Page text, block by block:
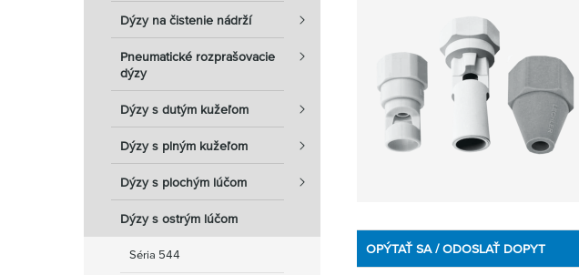
Dýzy na čistenie nádrží
Pneumatické rozprašovacie
dýzy
Dýzy s dutým kužeľom
Dýzy s plným kužeľom
Dýzy s plochým lúčom
Dýzy s ostrým lúčom
Séria 544 OPÝTAŤ SA / ODOSLAŤ DOPYT